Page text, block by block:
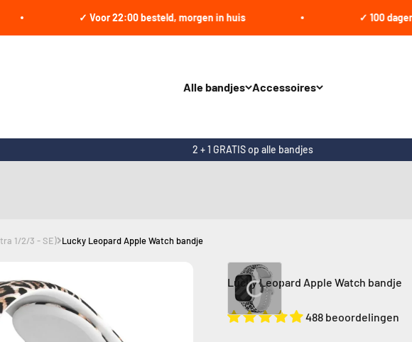
✓ Voor 22:00 besteld, morgen in huis ✓ 100 dagen
Alle bandjes Accessoires
2 + 1 GRATIS op alle bandjes
1/2/3 - SE) Lucky Leopard Apple Watch bandje
Lucky Leopard Apple Watch bandje
488 beoordelingen